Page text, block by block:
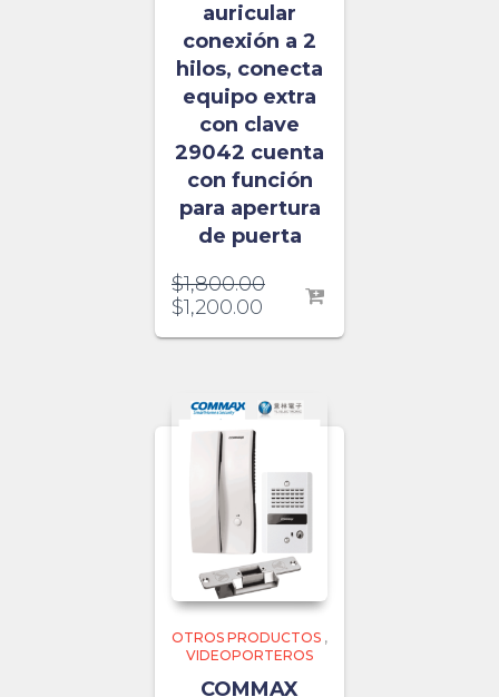
auricular
conexión a 2
hilos, conecta
equipo extra
con clave
29042 cuenta
con función
para apertura
de puerta
$1,800.00
$1,200.00
OTROS PRODUCTOS ,
VIDEOPORTEROS
COMMAX